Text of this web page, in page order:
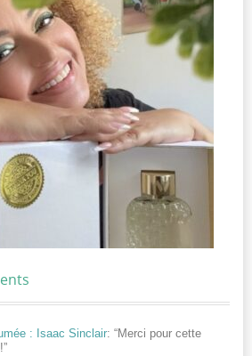
: Isaac Sinclair: “Merci pour cette
”